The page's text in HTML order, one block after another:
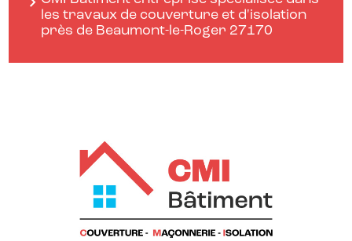
les travaux de couverture et d'isolation
près de Beaumont-le-Roger 27170